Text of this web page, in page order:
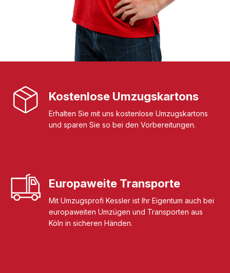
Kostenlose Umzugskartons
Erhalten Sie mit uns kostenlose Umzugskartons
und sparen Sie so bei den Vorbereitungen.
Europaweite Transporte
Mit Umzugsprofi Kessler ist Ihr Eigentum auch bei
europaweiten Umzügen und Transporten aus
Köln in sicheren Händen.